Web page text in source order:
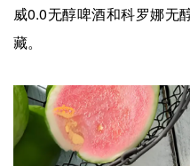
威0.0无醇啤酒和科罗娜无
藏。